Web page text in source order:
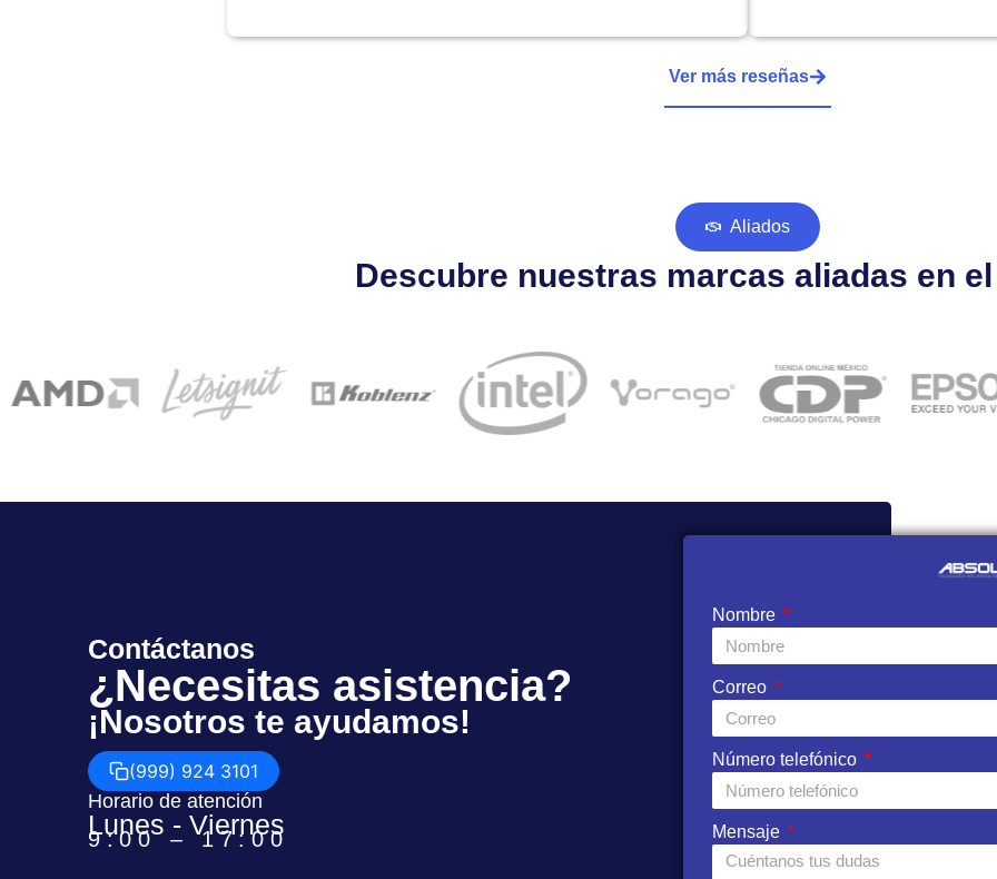
Ver más reseñas
Aliados
Descubre nuestras marcas aliadas en
Nombre
Correo
Número telefónico
Mensaje
Contáctanos
¿Necesitas asistencia?
¡Nosotros te ayudamos!
(999) 924 3101
Horario de atención
Lunes - Viernes
9:00 – 17:00